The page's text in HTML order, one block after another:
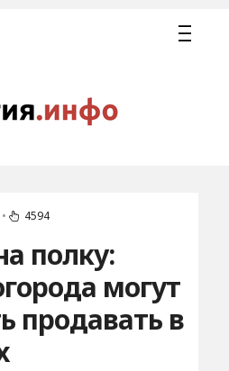
• 4594
полку:
могут
продавать в